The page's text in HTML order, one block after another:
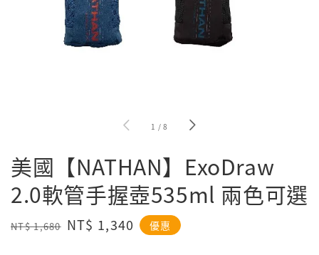
1 /8
美國【NATHAN】ExoDraw
2.0軟管手握壺535ml 兩色可選
Regular
NT$ 1,680 Sale
NT$ 1,340 優惠